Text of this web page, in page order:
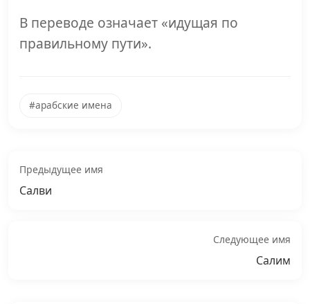
В переводе означает «идущая по
правильному пути».
#арабские имена
Предыдущее имя
Салви
Следующее имя
Салим